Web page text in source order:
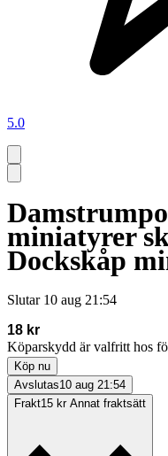
5.0
miniatyrer
Dockskåp
Slutar 10 aug 21:54
18 kr
Köparskydd är valfritt hos
Köp nu
Avslutas10 aug 21:54
Frakt15 kr Annat fraktsätt